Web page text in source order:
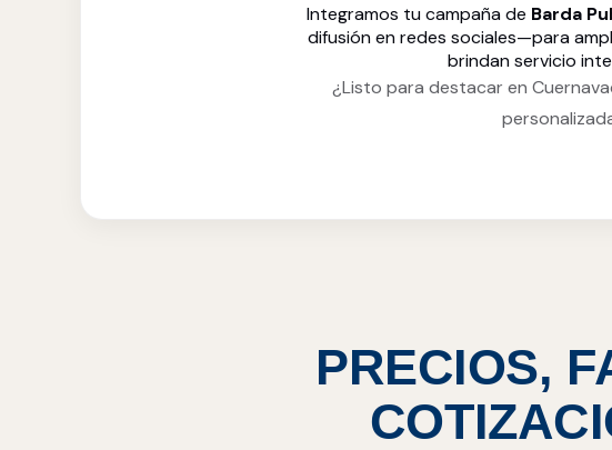
Integramos tu campaña de Barda
difusión en redes sociales—para
brindan servicio
¿Listo para destacar en
PRECIOS,